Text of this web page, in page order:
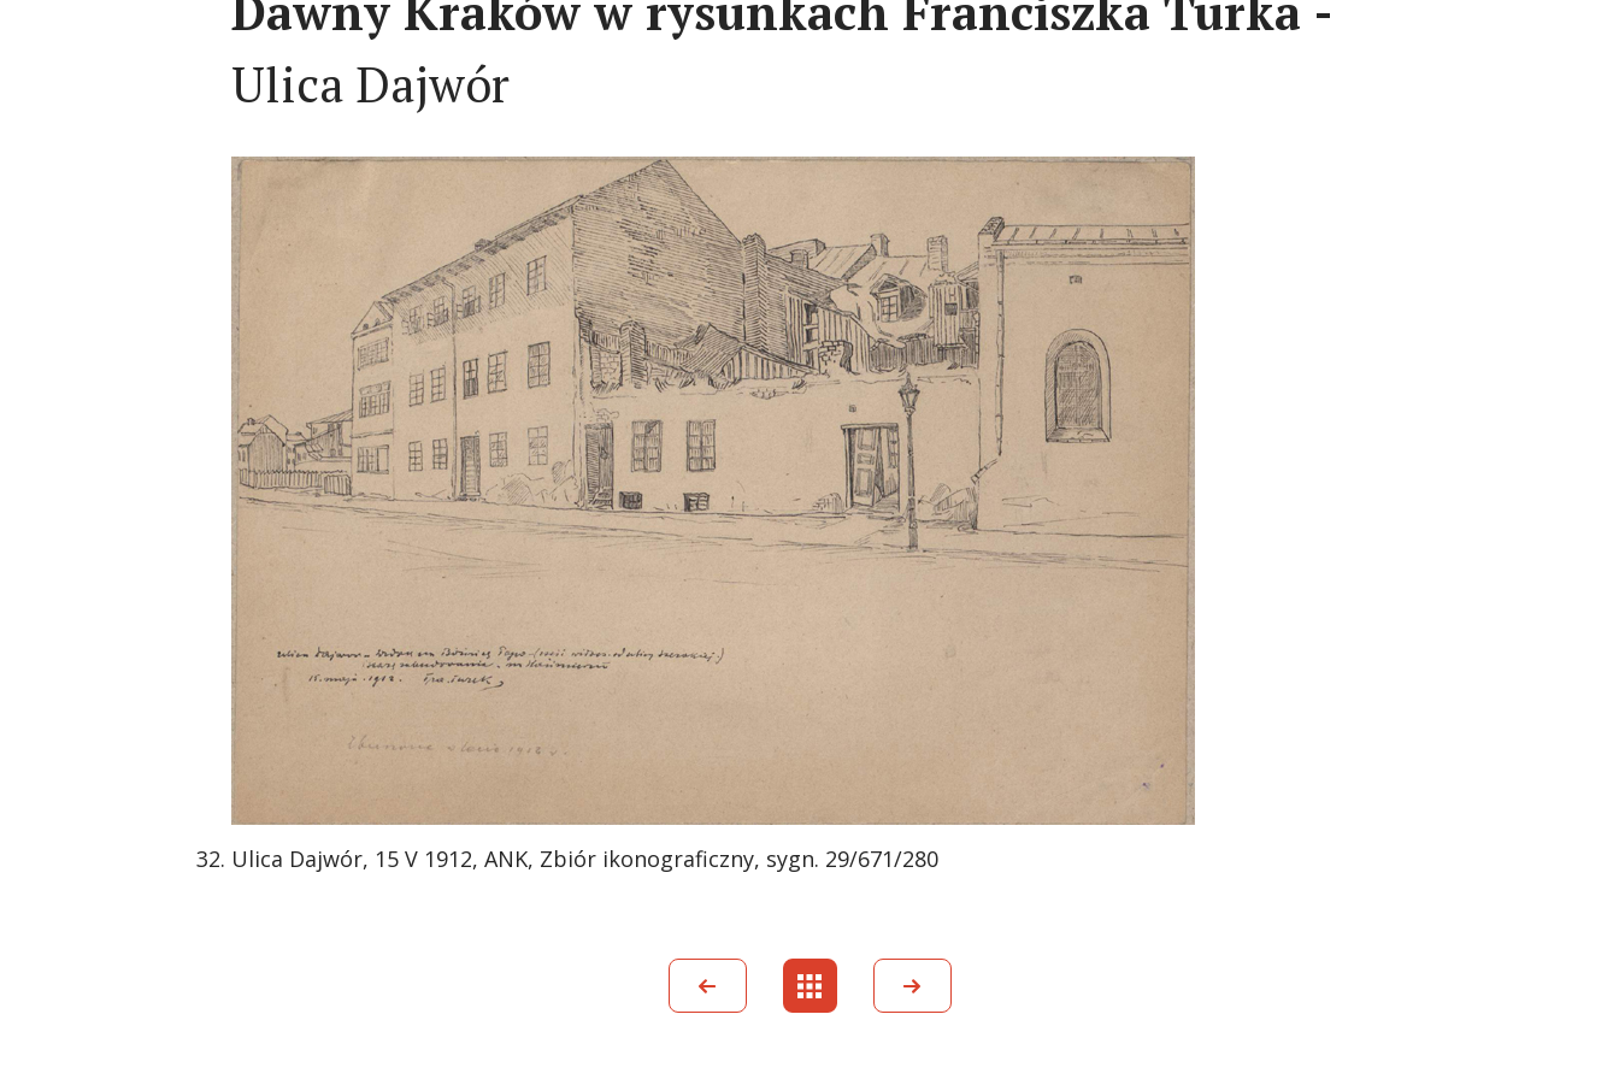
Ulica Dajwór
Ulica Dajwór, 15 V 1912, ANK, Zbiór ikonograficzny, sygn. 29/671/280